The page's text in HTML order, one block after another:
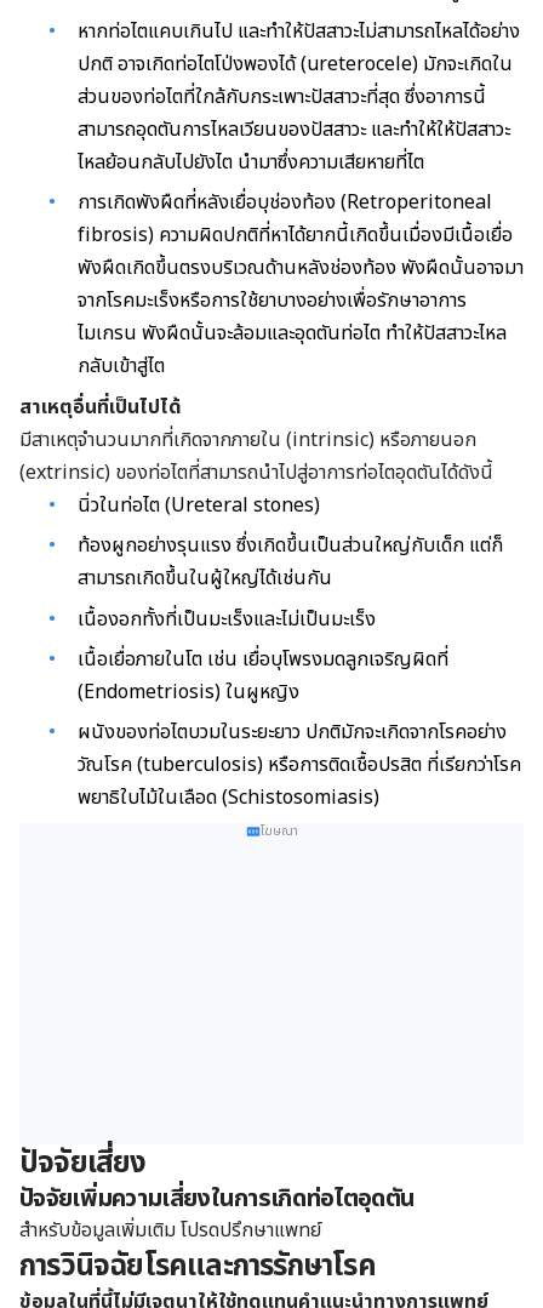
หากท่อไตแคบเกินไป และทำให้ปัสสาวะไม่สามารถไหลได้อย่าง
ปกติ อาจเกิดท่อไตโป่งพองได้ (ureterocele) มักจะเกิดใน
ส่วนของท่อไตที่ใกล้กับกระเพาะปัสสาวะที่สุด ซึ่งอาการนี้
สามารถอุดตันการไหลเวียนของปัสสาวะ และทำให้ให้ปัสสาวะ
ไหลย้อนกลับไปยังไต นำมาซึ่งความเสียหายที่ไต
การเกิดพังผืดที่หลังเยื่อบุช่องท้อง (Retroperitoneal
fibrosis) ความผิดปกติที่หาได้ยากนี้เกิดขึ้นเมื่องมีเนื้อเยื่อ
พังผืดเกิดขึ้นตรงบริเวณด้านหลังช่องท้อง พังผืดนั้นอาจมา
จากโรคมะเร็งหรือการใช้ยาบางอย่างเพื่อรักษาอาการ
ไมเกรน พังผืดนั้นจะล้อมและอุดตันท่อไต ทำให้ปัสสาวะไหล
กลับเข้าสู่ไต
สาเหตุอื่นที่เป็นไปได้
มีสาเหตุจำนวนมากที่เกิดจากภายใน (intrinsic) หรือภายนอก
(extrinsic) ของท่อไตที่สามารถนำไปสู่อาการท่อไตอุดตันได้ดังนี้
นิ่วในท่อไต (Ureteral stones)
ท้องผูกอย่างรุนแรง ซึ่งเกิดขึ้นเป็นส่วนใหญ่กับเด็ก แต่ก็
สามารถเกิดขึ้นในผู้ใหญ่ได้เช่นกัน
เนื้องอกทั้งที่เป็นมะเร็งและไม่เป็นมะเร็ง
เนื้อเยื่อภายในโต เช่น เยื่อบุโพรงมดลูกเจริญผิดที่
(Endometriosis) ในผูหญิง
ผนังของท่อไตบวมในระยะยาว ปกติมักจะเกิดจากโรคอย่าง
วัณโรค (tuberculosis) หรือการติดเชื้อปรสิต ที่เรียกว่าโรค
พยาธิใบไม้ในเลือด (Schistosomiasis)
โฆษณา
ปัจจัยเสี่ยง
ปัจจัยเพิ่มความเสี่ยงในการเกิดท่อไตอุดตัน
สำหรับข้อมูลเพิ่มเติม โปรดปรึกษาแพทย์
การวินิจฉัยโรคและการรักษาโรค